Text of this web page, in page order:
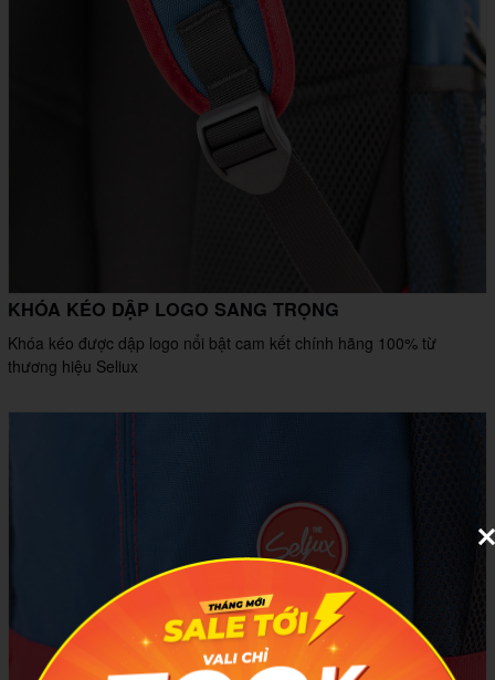
KHÓA KÉO DẬP LOGO SANG TRỌNG
Khóa kéo được dập logo nổi bật cam kết chính hãng 100% từ
thương hiệu Seliux